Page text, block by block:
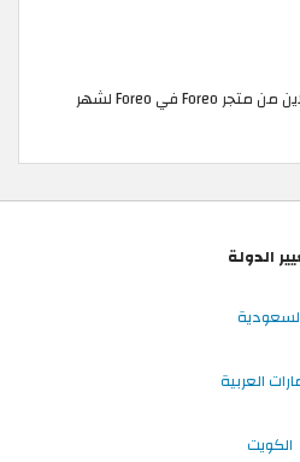
نصائح للتوفير اثناء التسوق أونلاين من متجر Foreo في Foreo لشهر
الدولة
العربية
الكويت